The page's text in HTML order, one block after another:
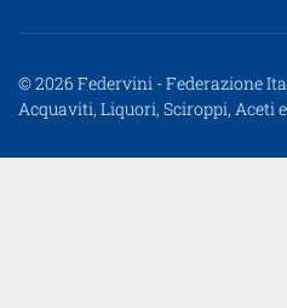
© 2026 Federvini - Federazione
Acquaviti, Liquori, Sciroppi, Aceti